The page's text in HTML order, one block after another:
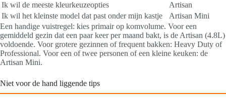
Ik wil de meeste kleurkeuzeopties
Artisan
Ik wil het kleinste model dat past onder mijn kastje
Artisan Mini
Een handige vuistregel: kies primair op komvolume. Voor een
gemiddeld gezin dat een paar keer per maand bakt, is de Artisan (4.8L)
voldoende. Voor grotere gezinnen of frequent bakken: Heavy Duty of
Professional. Voor een of twee personen of een kleine keuken: de
Artisan Mini.
Niet voor de hand liggende tips